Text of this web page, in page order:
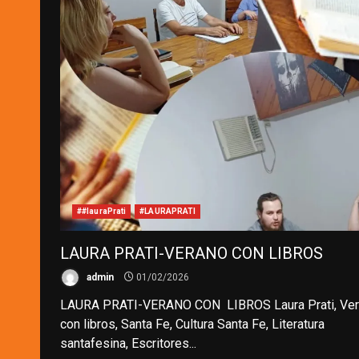
##lauraPrati #LAURAPRATI
LAURA PRATI-VERANO CON LIBROS
admin 01/02/2026
LAURA PRATI-VERANO CON LIBROS Laura Prati,
con libros, Santa Fe, Cultura Santa Fe, Literatura
santafesina, Escritores...